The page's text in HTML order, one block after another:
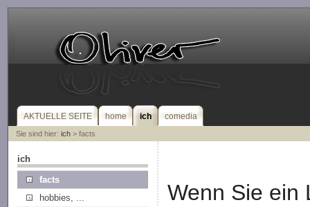
AKTUELLE SEITE home ich comedia
Sie sind hier: ich> facts
ich
facts
hobbies, ...
Wenn Sie ein